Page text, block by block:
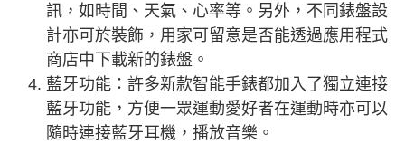
訊，如時間、天氣、心率等。另外，不同錶盤設
計亦可於裝飾，用家可留意是否能透過應用程式
商店中下載新的錶盤。
藍牙功能：許多新款智能手錶都加入了獨立連接
藍牙功能，方便一眾運動愛好者在運動時亦可以
隨時連接藍牙耳機，播放音樂。